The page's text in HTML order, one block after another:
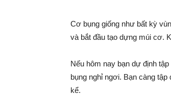
Cơ bụng giống như bất kỳ
và bắt đầu tạo dựng múi cơ.
Nếu hôm nay bạn dự định
bụng nghỉ ngơi. Bạn càng
kể.